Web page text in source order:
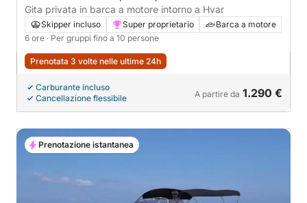
Gita privata in barca a motore intorno a Hvar
Skipper incluso Super proprietario
Barca a motore
6 ore · Per gruppi fino a 10 persone
Prenotata 3 volte nelle ultime 24h
Carburante incluso
Cancellazione flessibile
A partire da 1.290 €
Prenotazione istantanea